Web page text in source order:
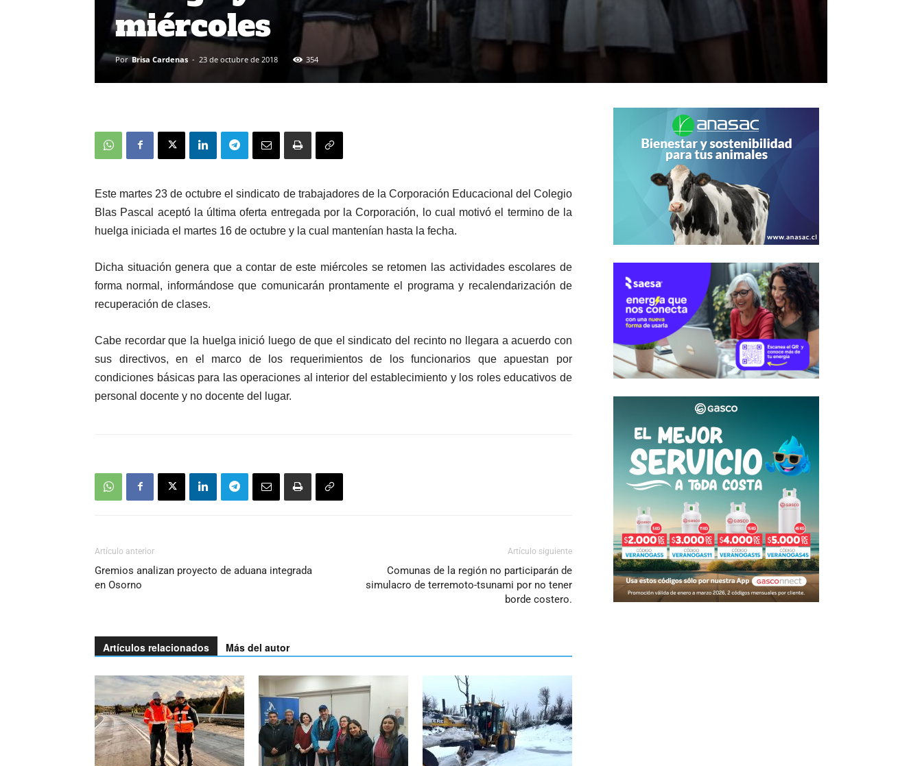
miércoles
Por Brisa Cardenas - 23 de octubre de 2018 354
Este martes 23 de octubre el sindicato de trabajadores de la Corporación Educacional del Colegio
Blas Pascal aceptó la última oferta entregada por la Corporación, lo cual motivó el termino de la
huelga iniciada el martes 16 de octubre y la cual mantenían hasta la fecha.
Dicha situación genera que a contar de este miércoles se retomen las actividades escolares de
forma normal, informándose que comunicarán prontamente el programa y recalendarización de
recuperación de clases.
Cabe recordar que la huelga inició luego de que el sindicato del recinto no llegara a acuerdo con
sus directivos, en el marco de los requerimientos de los funcionarios que apuestan por
condiciones básicas para las operaciones al interior del establecimiento y los roles educativos de
personal docente y no docente del lugar.
Artículo anterior
Gremios analizan proyecto de aduana integrada
en Osorno
Artículo siguiente
Comunas de la región no participarán de
simulacro de terremoto-tsunami por no tener
borde costero.
Artículos relacionados Más del autor